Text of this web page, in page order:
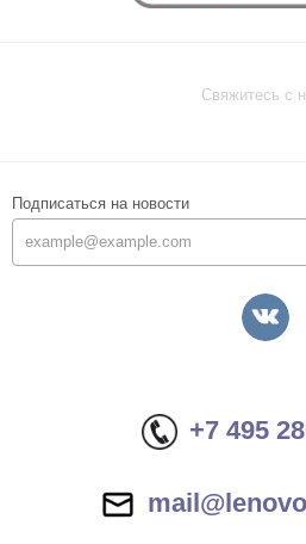
Свяжитесь с
Подписаться на новости
+7 495